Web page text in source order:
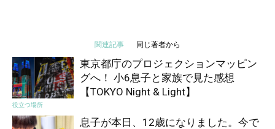
関連記事 同じ著者から
役立つ場所
東京都庁のプロジェクションマッピン
グへ！ 小6息子と家族で見た感想
【TOKYO Night & Light】
息子が本日、12歳になりました。今で